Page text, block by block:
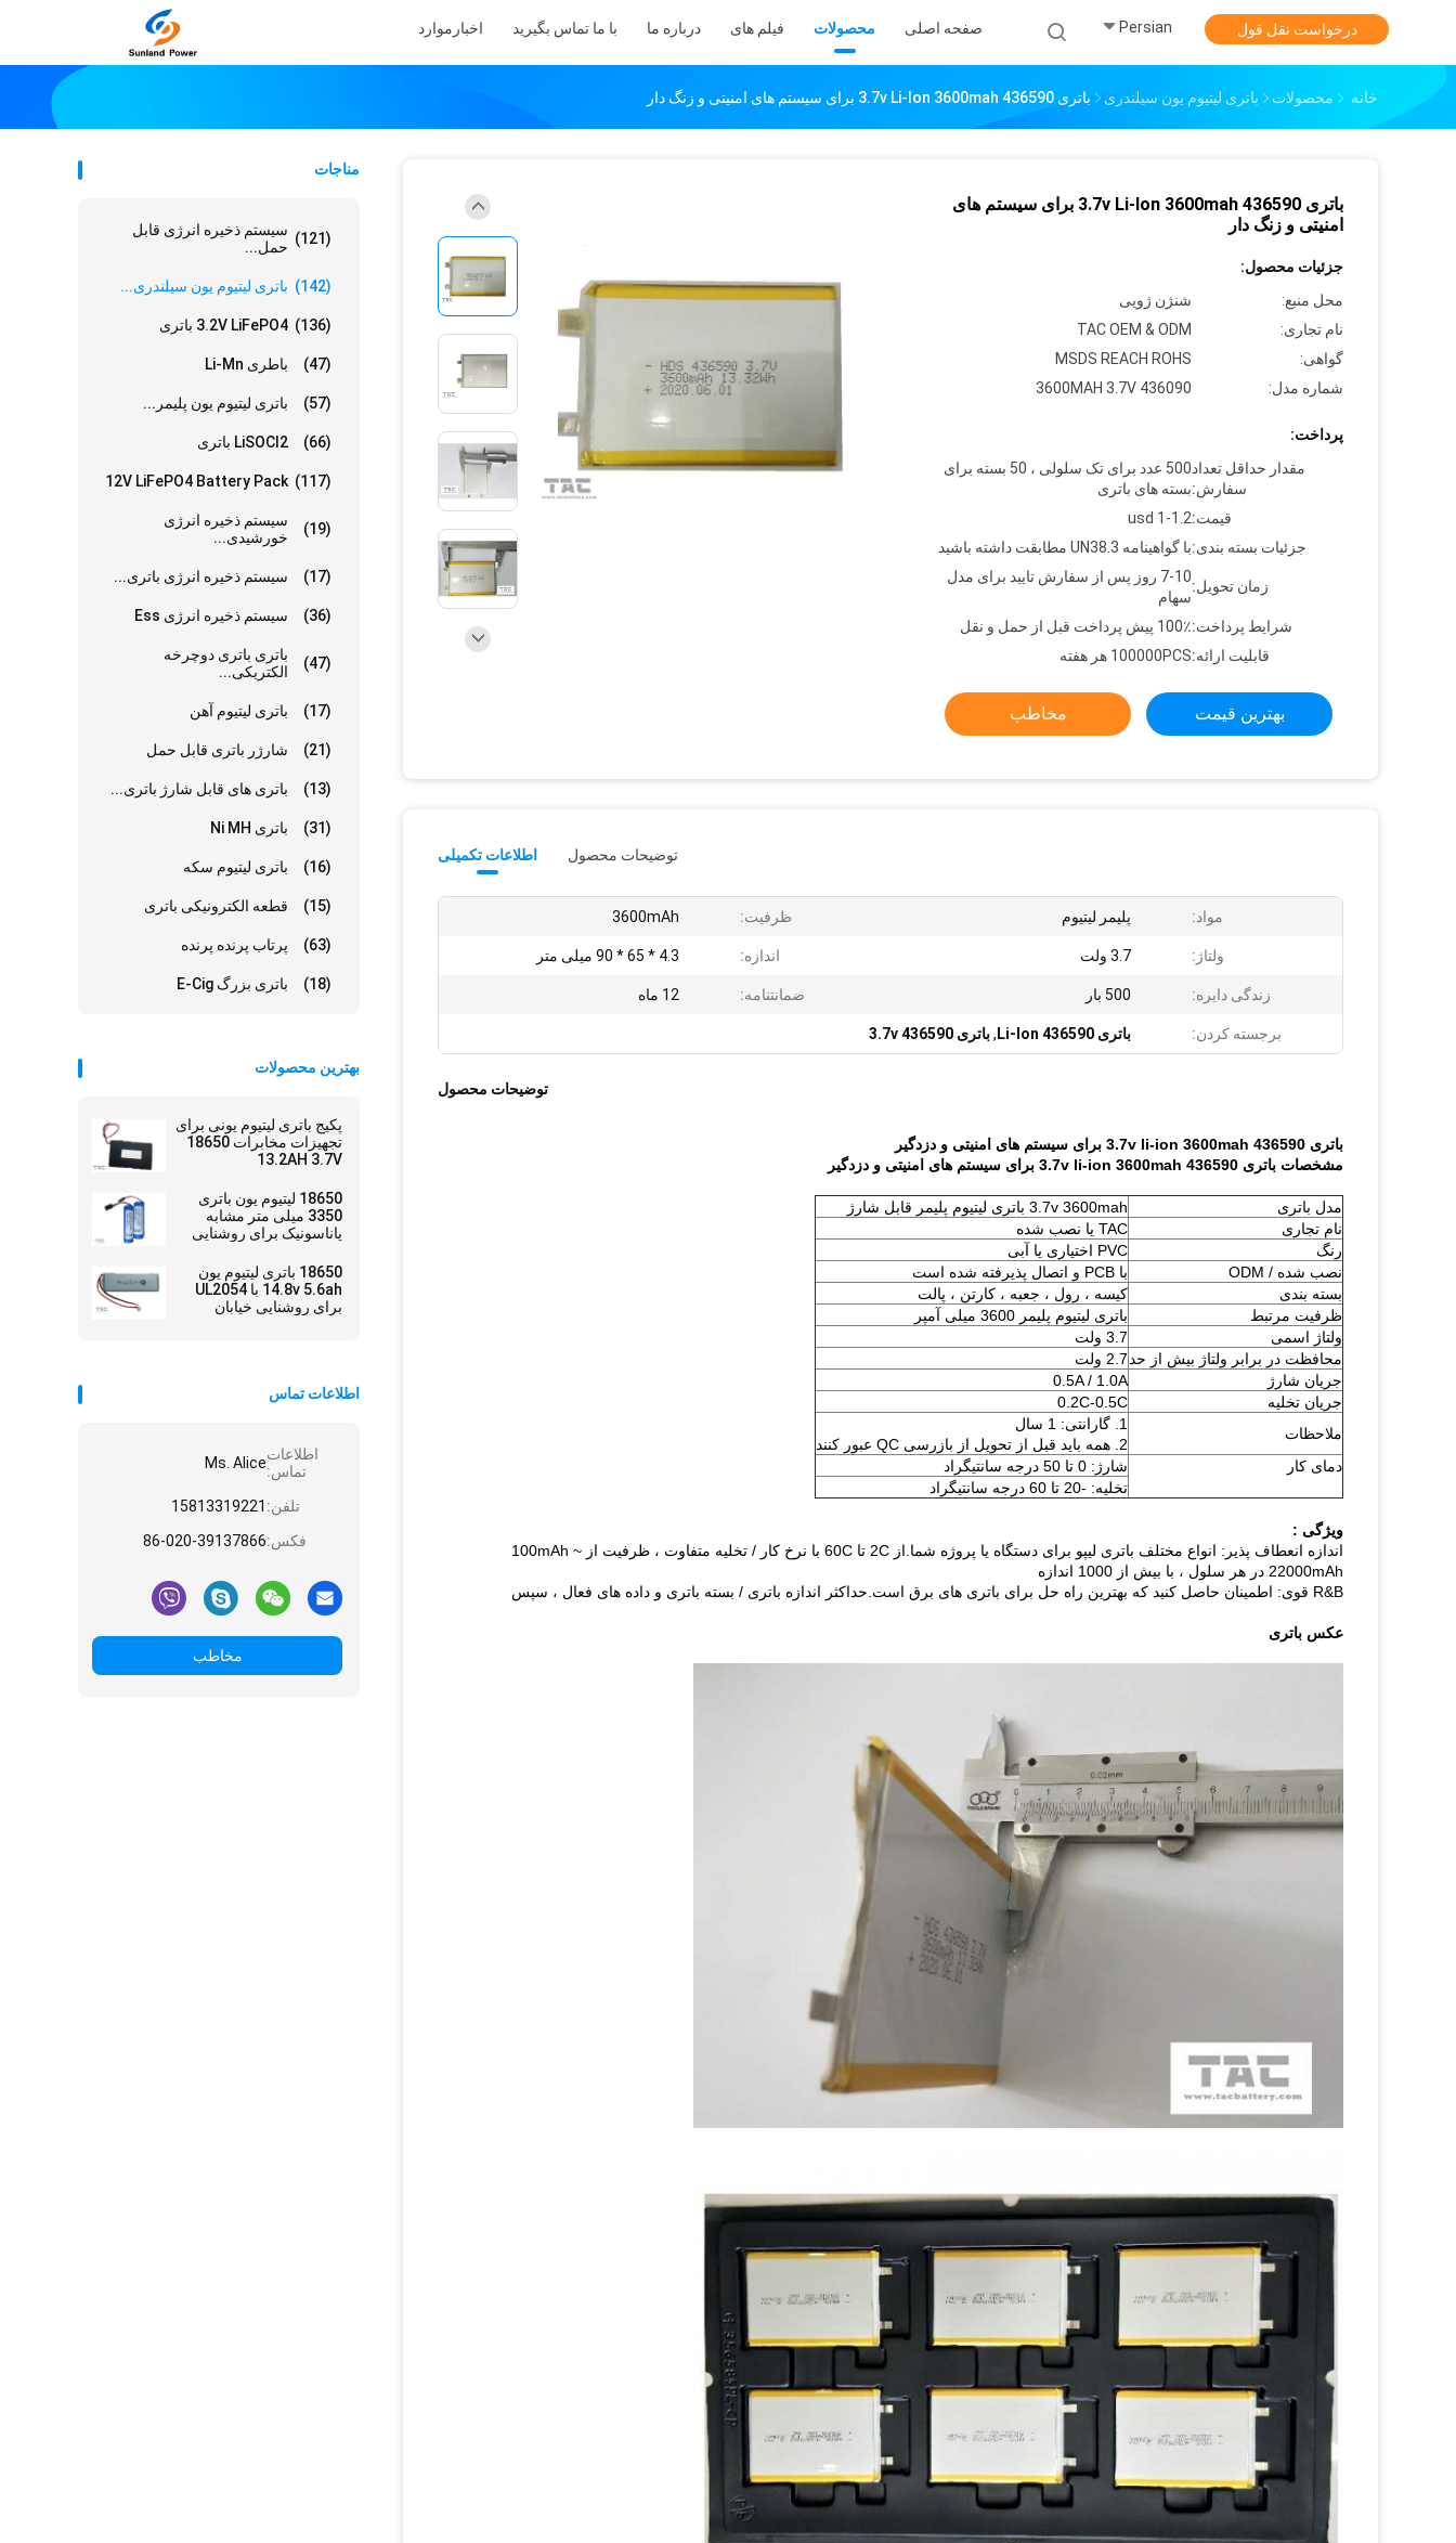
صفحه اصلی محصولات فیلم های درباره ما با ما تماس بگیرید اخبار موارد Persian درخواست نقل قول
خانه محصولات باتری لیتیوم یون سیلندری باتری 3.7v Li-Ion 3600mah 436590 برای سیستم های امنیتی و زنگ دار
مناجات
سیستم ذخیره انرژی قابل
حمل...
(121)
باتری لیتیوم یون سیلندری... (142)
3.2V LiFePO4 باتری (136)
باطری Li-Mn (47)
باتری لیتیوم یون پلیمر... (57)
LiSOCl2 باتری (66)
12V LiFePO4 Battery Pack (117)
سیستم ذخیره انرژی
خورشیدی...
(19)
سیستم ذخیره انرژی باتری... (17)
سیستم ذخیره انرژی Ess (36)
باتری باتری دوچرخه
الکتریکی...
(47)
باتری لیتیوم آهن (17)
شارژر باتری قابل حمل (21)
باتری های قابل شارژ باتری... (13)
باتری Ni MH (31)
باتری لیتیوم سکه (16)
قطعه الکترونیکی باتری (15)
پرتاب پرنده پرنده (63)
باتری بزرگ E-Cig (18)
بهترین محصولات
پکیج باتری لیتیوم یونی برای
تجهیزات مخابرات 18650
13.2AH 3.7V
18650 لیتیوم یون باتری
3350 میلی متر مشابه
پاناسونیک برای روشنایی
18650 باتری لیتیوم یون
14.8v 5.6ah با UL2054
برای روشنایی خیابان
اطلاعات تماس
اطلاعات
تماس:Ms. Alice
تلفن: 15813319221
فکس:86-020-39137866
مخاطب
باتری 3.7v Li-Ion 3600mah 436590 برای سیستم های
امنیتی و زنگ دار
جزئیات محصول:
محل منبع:
شنژن ژویی
نام تجاری:
TAC OEM & ODM
گواهی:
MSDS REACH ROHS
شماره مدل:
436090 3600MAH 3.7V
پرداخت:
مقدار حداقل تعداد
سفارش:
500 عدد برای تک سلولی ، 50 بسته برای
بسته های باتری
قیمت:usd 1-1.2
جزئیات بسته بندی:با گواهینامه UN38.3 مطابقت داشته باشید
زمان تحویل:
7-10 روز پس از سفارش تایید برای مدل
سهام
شرایط پرداخت:100٪ پیش پرداخت قبل از حمل و نقل
قابلیت ارائه:100000PCS هر هفته
بهترین قیمت مخاطب
اطلاعات تکمیلی توضیحات محصول
مواد: پلیمر لیتیوم ظرفیت: 3600mAh
ولتاژ: 3.7 ولت اندازه: 4.3 * 65 * 90 میلی متر
زندگی دایره: 500 بار ضمانتنامه: 12 ماه
برجسته کردن: باتری Li-Ion 436590 ,باتری 3.7v 436590
توضیحات محصول
باتری 3.7v li-ion 3600mah 436590 برای سیستم های امنیتی و دزدگیر
مشخصات باتری 3.7v li-ion 3600mah 436590 برای سیستم های امنیتی و دزدگیر
مدل باتری
3.7v 3600mah باتری لیتیوم پلیمر قابل شارژ
نام تجاری
TAC یا نصب شده
رنگ
PVC اختیاری یا آبی
نصب شده / ODM
با PCB و اتصال پذیرفته شده است
بسته بندی
کیسه ، رول ، جعبه ، کارتن ، پالت
ظرفیت مرتبط
باتری لیتیوم پلیمر 3600 میلی آمپر
ولتاژ اسمی
3.7 ولت
محافظت در برابر ولتاژ بیش از حد 2.7 ولت
جریان شارژ
0.5A / 1.0A
جریان تخلیه
0.2C-0.5C
ملاحظات
1. گارانتی: 1 سال
2. همه باید قبل از تحویل از بازرسی QC عبور کنند
دمای کار
شارژ: 0 تا 50 درجه سانتیگراد
تخلیه: -20 تا 60 درجه سانتیگراد
ویژگی :
اندازه انعطاف پذیر: انواع مختلف باتری لیپو برای دستگاه یا پروژه شما.از 2C تا 60C با نرخ کار / تخلیه متفاوت ، ظرفیت از 100mAh ~
22000mAh در هر سلول ، با بیش از 1000 اندازه
R&B قوی: اطمینان حاصل کنید که بهترین راه حل برای باتری های برق است.حداکثر اندازه باتری / بسته باتری و داده های فعال ، سپس
عکس باتری